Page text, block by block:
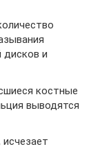
дисков и
костные
выводятся